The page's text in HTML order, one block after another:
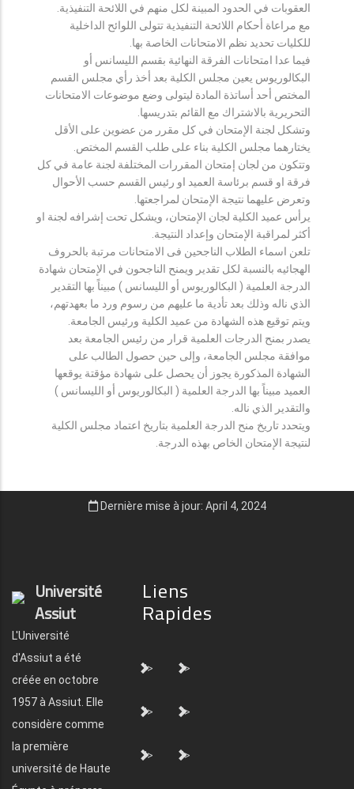
العقوبات في الحدود المبينة لكل منهم في اللائحة التنفيذية.
مع مراعاة أحكام اللائحة التنفيذية تتولى اللوائح الداخلية
للكليات تحديد نظم الامتحانات الخاصة بها.
فيما عدا امتحانات الفرقة النهائية بقسم الليسانس أو
البكالوريوس يعين مجلس الكلية بعد أخذ رأي مجلس القسم
المختص أحد أساتذة المادة ليتولى وضع موضوعات الامتحانات
التحريرية بالاشتراك مع القائم بتدريسها.
وتشكل لجنة الإمتحان في كل مقرر من عضوين على الأقل
يختارهما مجلس الكلية بناء على طلب القسم المختص.
وتتكون من لجان إمتحان المقررات المختلفة لجنة عامة في كل
فرقة او قسم برئاسة العميد او رئيس القسم حسب الأحوال
وتعرض عليهما نتيجة الإمتحان لمراجعتها.
يرأس عميد الكلية لجان الإمتحان، ويشكل تحت إشرافه لجنة او
أكثر لمراقبة الإمتحان وإعداد النتيجة.
تلعن اسماء الطلاب الناجحين فى الامتحانات مرتبة بالحروف
الهجائيه بالنسبة لكل تقدير ويمنح الناجحون في الإمتحان شهادة
الدرجة العلمية ( البكالوريوس أو الليسانس ) مبيناً بها التقدير
الذي ناله وذلك بعد تأدية ما عليهم من رسوم ورد ما بعهدتهم،
ويتم توقيع هذه الشهادة من عميد الكلية ورئيس الجامعة.
يصدر بمنح الدرجات العلمية قرار من رئيس الجامعة بعد
موافقة مجلس الجامعة، وإلى حين حصول الطالب على
الشهادة المذكورة يجوز أن يحصل على شهادة مؤقتة يوقعها
العميد مبيناً بها الدرجة العلمية ( البكالوريوس أو الليسانس )
والتقدير الذي ناله.
ويتحدد تاريخ منح الدرجة العلمية بتاريخ اعتماد مجلس الكلية
لنتيجة الإمتحان الخاص بهذه الدرجة.
Dernière mise à jour: April 4, 2024
Université
Assiut
L'Université
d'Assiut a été
créée en octobre
1957 à Assiut. Elle
considère comme
la première
université de Haute
Liens
Rapides
"> ">
"> ">
"> ">